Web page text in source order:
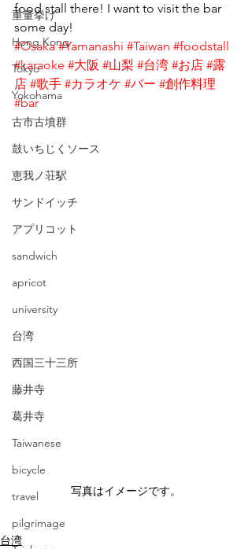
重量挙げ
Hong Kong
Tokyo
Yokohama
古市古墳群
鼓いちじくソース
恵我ノ荘駅
サンドイッチ
アプリコット
sandwich
apricot
university
台湾
西国三十三所
藤井寺
葛井寺
Taiwanese
bicycle
travel
pilgrimage
food stall there! I want to visit the bar
some day!
#Osaka #Yamanashi #Taiwan #foodstall
#karaoke #大阪 #山梨 #台湾 #お店 #露
店 #歌手 #カラオケ #バー #創作料理
#bar
写真はイメージです。
台湾